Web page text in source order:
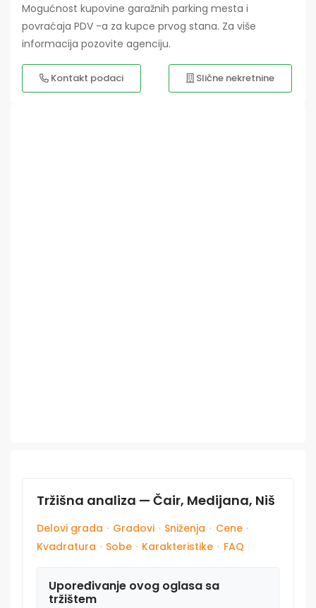
Mogućnost kupovine garažnih parking mesta i
povraćaja PDV -a za kupce prvog stana. Za više
informacija pozovite agenciju.
Kontakt podaci Slične nekretnine
Tržišna analiza — Čair, Medijana, Niš
Delovi grada · Gradovi · Sniženja · Cene ·
Kvadratura · Sobe · Karakteristike · FAQ
Upoređivanje ovog oglasa sa
tržištem